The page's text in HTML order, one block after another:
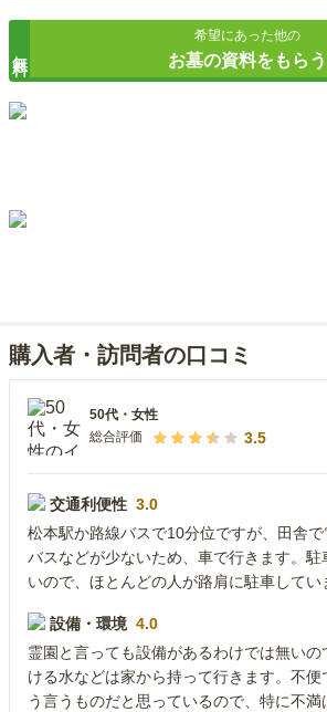
希望にあった他の
お墓の資料をもらう
購入者・訪問者の口コミ
50代 ・ 女性
総合評価
3.5
交通利便性 3.0
松本駅か路線バスで10分位ですが、田舎
バスなどが少ないため、車で行きます。
いので、ほとんどの人が路肩に駐車してい
設備・環境 4.0
霊園と言っても設備があるわけでは無い
ける水などは家から持って行きます。不便
う言うものだと思っているので、特に不満